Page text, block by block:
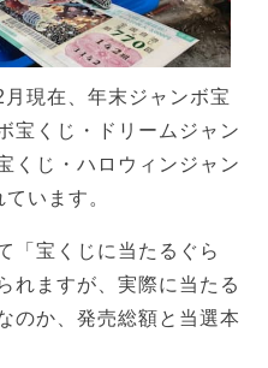
現在、年末ジャンボ宝
宝くじ・ドリームジャン
くじ・ハロウィンジャン
います。
「宝くじに当たるぐら
れますが、実際に当たる
のか、発売総額と当選本